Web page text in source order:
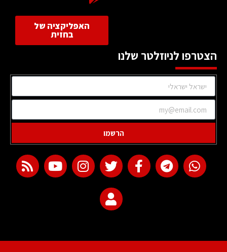
האפליקציה של
בחזית
הצטרפו לניוזלטר שלנו
הרשמו